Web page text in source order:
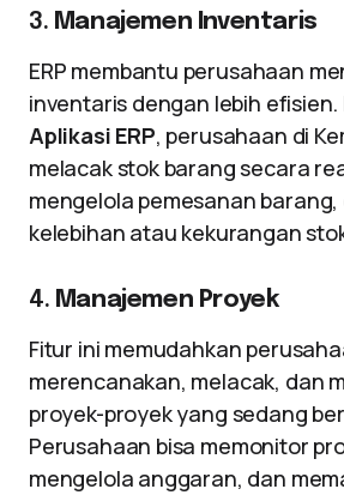
3. Manajemen Inventaris
ERP membantu perusahaan
inventaris dengan lebih efisien.
Aplikasi ERP, perusahaan di
melacak stok barang secara
mengelola pemesanan
kelebihan atau kekurangan
4. Manajemen Proyek
Fitur ini memudahkan
merencanakan, melacak, dan
proyek-proyek yang sedang
Perusahaan bisa memonitor
mengelola anggaran, dan